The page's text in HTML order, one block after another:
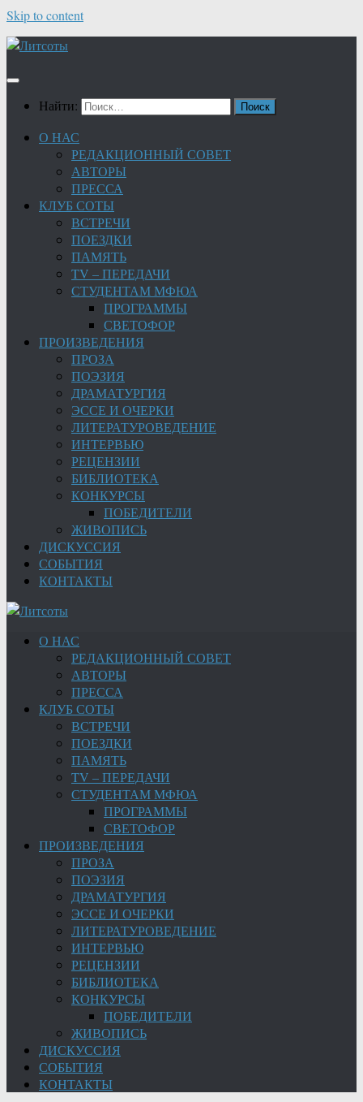
Skip to content
Найти:
О НАС
РЕДАКЦИОННЫЙ СОВЕТ
АВТОРЫ
ПРЕССА
КЛУБ СОТЫ
ВСТРЕЧИ
ПОЕЗДКИ
ПАМЯТЬ
TV – ПЕРЕДАЧИ
СТУДЕНТАМ МФЮА
ПРОГРАММЫ
СВЕТОФОР
ПРОИЗВЕДЕНИЯ
ПРОЗА
ПОЭЗИЯ
ДРАМАТУРГИЯ
ЭССЕ И ОЧЕРКИ
ЛИТЕРАТУРОВЕДЕНИЕ
ИНТЕРВЬЮ
РЕЦЕНЗИИ
БИБЛИОТЕКА
КОНКУРСЫ
ПОБЕДИТЕЛИ
ЖИВОПИСЬ
ДИСКУССИЯ
СОБЫТИЯ
КОНТАКТЫ
О НАС
РЕДАКЦИОННЫЙ СОВЕТ
АВТОРЫ
ПРЕССА
КЛУБ СОТЫ
ВСТРЕЧИ
ПОЕЗДКИ
ПАМЯТЬ
TV – ПЕРЕДАЧИ
СТУДЕНТАМ МФЮА
ПРОГРАММЫ
СВЕТОФОР
ПРОИЗВЕДЕНИЯ
ПРОЗА
ПОЭЗИЯ
ДРАМАТУРГИЯ
ЭССЕ И ОЧЕРКИ
ЛИТЕРАТУРОВЕДЕНИЕ
ИНТЕРВЬЮ
РЕЦЕНЗИИ
БИБЛИОТЕКА
КОНКУРСЫ
ПОБЕДИТЕЛИ
ЖИВОПИСЬ
ДИСКУССИЯ
СОБЫТИЯ
КОНТАКТЫ